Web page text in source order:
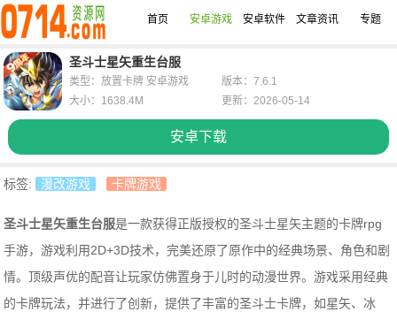
首页 安卓游戏 安卓软件 文章资讯 专题
圣斗士星矢重生台服
安卓下载
类型：放置卡牌 安卓游戏
版本：7.6.1
大小：1638.4M
更新：2026-05-14
标签: 漫改游戏 卡牌游戏
圣斗士星矢重生台服是一款获得正版授权的圣斗士星矢主题的卡牌rpg
手游，游戏利用2D+3D技术，完美还原了原作中的经典场景、角色和剧
情。顶级声优的配音让玩家仿佛置身于儿时的动漫世界。游戏采用经典
的卡牌玩法，并进行了创新，提供了丰富的圣斗士卡牌，如星矢、冰